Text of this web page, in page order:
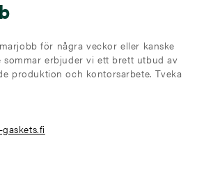
för några veckor eller kanske
sommar erbjuder vi ett brett utbud av
produktion och kontorsarbete. Tveka